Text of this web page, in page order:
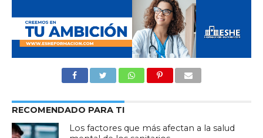
RECOMENDADO PARA TI
Los factores que más afectan a la salud